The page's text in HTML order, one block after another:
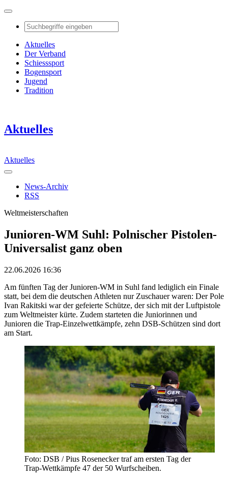
Aktuelles
Der Verband
Schiesssport
Bogensport
Jugend
Tradition
Aktuelles
Aktuelles
News-Archiv
RSS
Weltmeisterschaften
Junioren-WM Suhl: Polnischer Pistolen-
Universalist ganz oben
22.06.2026 16:36
Am fünften Tag der Junioren-WM in Suhl fand lediglich ein Finale
statt, bei dem die deutschen Athleten nur Zuschauer waren: Der Pole
Ivan Rakitski war der gefeierte Schütze, der sich mit der Luftpistole
zum Weltmeister kürte. Zudem starteten die Juniorinnen und
Junioren die Trap-Einzelwettkämpfe, zehn DSB-Schützen sind dort
am Start.
Foto: DSB / Pius Rosenecker traf am ersten Tag der
Trap-Wettkämpfe 47 der 50 Wurfscheiben.